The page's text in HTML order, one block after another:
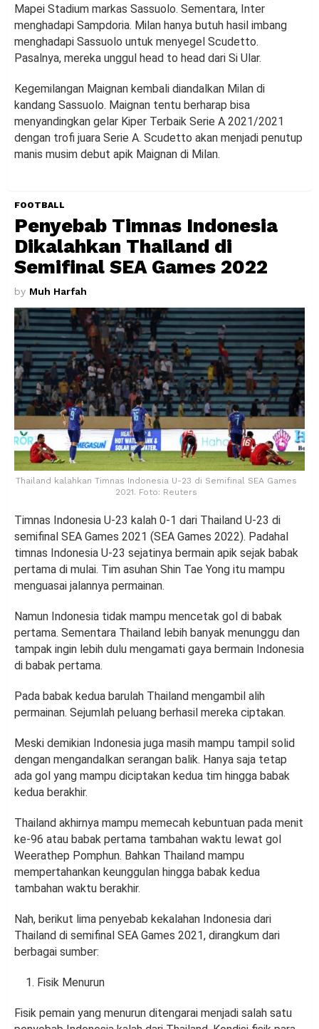
Mapei Stadium markas Sassuolo. Sementara, Inter
menghadapi Sampdoria. Milan hanya butuh hasil imbang
menghadapi Sassuolo untuk menyegel Scudetto.
Pasalnya, mereka unggul head to head dari Si Ular.
Kegemilangan Maignan kembali diandalkan Milan di
kandang Sassuolo. Maignan tentu berharap bisa
menyandingkan gelar Kiper Terbaik Serie A 2021/2021
dengan trofi juara Serie A. Scudetto akan menjadi penutup
manis musim debut apik Maignan di Milan.
FOOTBALL
Penyebab Timnas Indonesia
Dikalahkan Thailand di
Semifinal SEA Games 2022
by Muh Harfah
Thailand kalahkan Timnas Indonesia U-23 di Semifinal SEA Games
2021. Foto: Reuters
Timnas Indonesia U-23 kalah 0-1 dari Thailand U-23 di
semifinal SEA Games 2021 (SEA Games 2022). Padahal
timnas Indonesia U-23 sejatinya bermain apik sejak babak
pertama di mulai. Tim asuhan Shin Tae Yong itu mampu
menguasai jalannya permainan.
Namun Indonesia tidak mampu mencetak gol di babak
pertama. Sementara Thailand lebih banyak menunggu dan
tampak ingin lebih dulu mengamati gaya bermain Indonesia
di babak pertama.
Pada babak kedua barulah Thailand mengambil alih
permainan. Sejumlah peluang berhasil mereka ciptakan.
Meski demikian Indonesia juga masih mampu tampil solid
dengan mengandalkan serangan balik. Hanya saja tetap
ada gol yang mampu diciptakan kedua tim hingga babak
kedua berakhir.
Thailand akhirnya mampu memecah kebuntuan pada menit
ke-96 atau babak pertama tambahan waktu lewat gol
Weerathep Pomphun. Bahkan Thailand mampu
mempertahankan keunggulan hingga babak kedua
tambahan waktu berakhir.
Nah, berikut lima penyebab kekalahan Indonesia dari
Thailand di semifinal SEA Games 2021, dirangkum dari
berbagai sumber:
Fisik Menurun
Fisik pemain yang menurun ditengarai menjadi salah satu